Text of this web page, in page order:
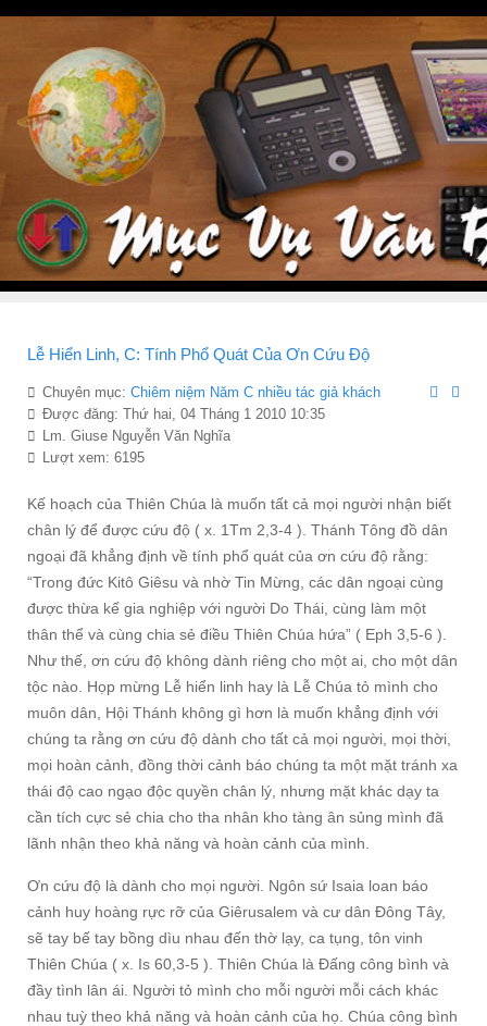
Lễ Hiển Linh, C: Tính Phổ Quát Của Ơn Cứu Độ
Chuyên mục: Chiêm niệ̣m Năm C nhiều tác giả khách
Được đăng: Thứ hai, 04 Tháng 1 2010 10:35
Lm. Giuse Nguyễn Văn Nghĩa
Lượt xem: 6195
Kế hoạch của Thiên Chúa là muốn tất cả mọi người nhận biết
chân lý để được cứu độ ( x. 1Tm 2,3-4 ). Thánh Tông đồ dân
ngoại đã khẳng định về tính phổ quát của ơn cứu độ rằng:
“Trong đức Kitô Giêsu và nhờ Tin Mừng, các dân ngoại cùng
được thừa kế gia nghiệp với người Do Thái, cùng làm một
thân thể và cùng chia sẻ điều Thiên Chúa hứa” ( Eph 3,5-6 ).
Như thế, ơn cứu độ không dành riêng cho một ai, cho một dân
tộc nào. Họp mừng Lễ hiển linh hay là Lễ Chúa tỏ mình cho
muôn dân, Hội Thánh không gì hơn là muốn khẳng định với
chúng ta rằng ơn cứu độ dành cho tất cả mọi người, mọi thời,
mọi hoàn cảnh, đồng thời cảnh báo chúng ta một mặt tránh xa
thái độ cao ngạo độc quyền chân lý, nhưng mặt khác dạy ta
cần tích cực sẻ chia cho tha nhân kho tàng ân sủng mình đã
lãnh nhận theo khả năng và hoàn cảnh của mình.
Ơn cứu độ là dành cho mọi người. Ngôn sứ Isaia loan báo
cảnh huy hoàng rực rỡ của Giêrusalem và cư dân Đông Tây,
sẽ tay bế tay bồng dìu nhau đến thờ lạy, ca tụng, tôn vinh
Thiên Chúa ( x. Is 60,3-5 ). Thiên Chúa là Đấng công bình và
đầy tình lân ái. Người tỏ mình cho mỗi người mỗi cách khác
nhau tuỳ theo khả năng và hoàn cảnh của họ. Chúa công bình